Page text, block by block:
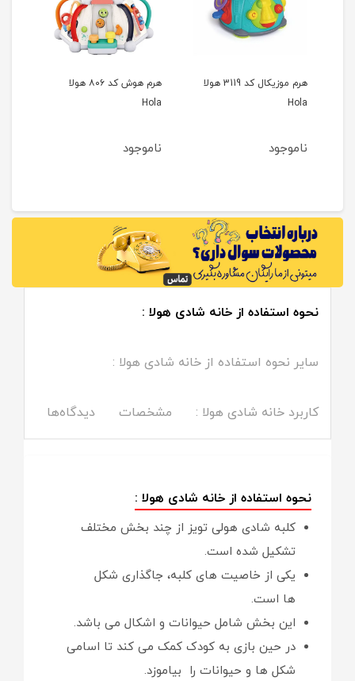
هرم موزیکال کد 3119 هولا
Hola
ناموجود
هرم هوش کد ۸۰۶ هولا
Hola
ناموجود
نحوه استفاده از خانه شادی هولا :
سایر نحوه استفاده از خانه شادی هولا :
کاربرد خانه شادی هولا : مشخصات دیدگاه‌ها
نحوه استفاده از خانه شادی هولا :
کلبه شادی هولی تویز از چند بخش مختلف
تشکیل شده است.
یکی از خاصیت های کلبه، جاگذاری شکل
ها است.
این بخش شامل حیوانات و اشکال می باشد.
در حین بازی به کودک کمک می کند تا اسامی
شکل ها و حیوانات را بیاموزد.